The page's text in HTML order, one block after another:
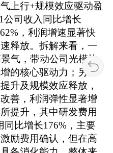
上行+规模效应驱动盈
公司收入同比增长
，利润增速显著快
释放。拆解来看，一
气，带动公司光模块
的核心驱动力；另一
升及规模效应释放，
善，利润弹性显著增
提升，其中研发费用
同比增长176%，主要
励费用确认，但在高